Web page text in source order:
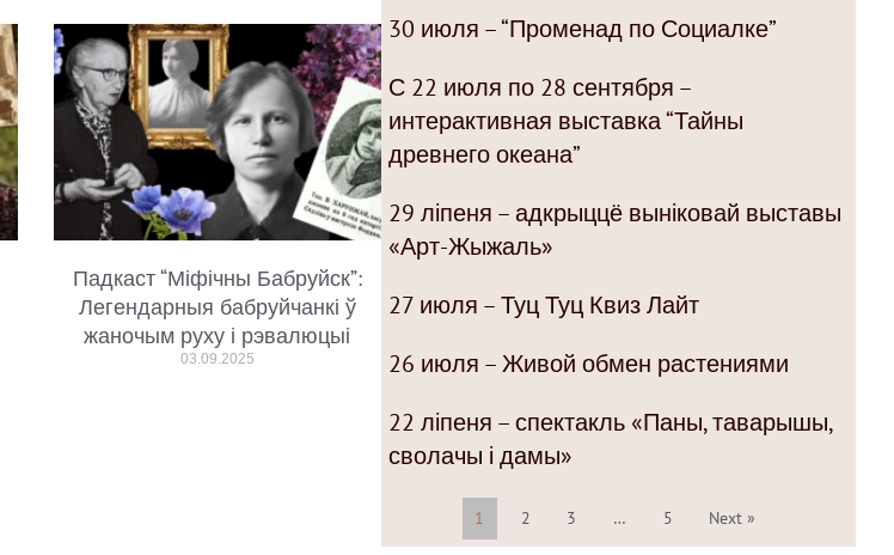
Падкаст “Міфічны Бабруйск”:
Легендарныя бабруйчанкі ў
жаночым руху і рэвалюцыі
03.09.2025
30 июля – “Променад по Социалке”
С 22 июля по 28 сентября –
интерактивная выставка “Тайны
древнего океана”
29 ліпеня – адкрыццё выніковай выставы
«Арт-Жыжаль»
27 июля – Туц Туц Квиз Лайт
26 июля – Живой обмен растениями
22 ліпеня – спектакль «Паны, таварышы,
сволачы і дамы»
1 2 3 … 5 Next »